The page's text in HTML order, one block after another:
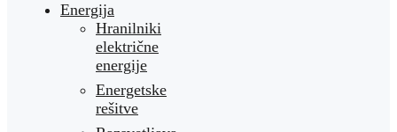
Energija
Hranilniki
električne
energije
Energetske
rešitve